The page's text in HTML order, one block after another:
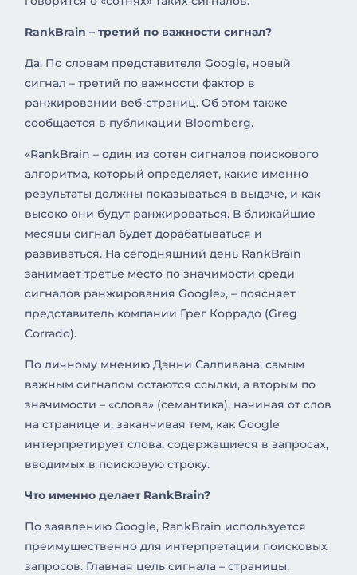
RankBrain – третий по важности сигнал?
Да. По словам представителя Google, новый
сигнал – третий по важности фактор в
ранжировании веб-страниц. Об этом также
сообщается в публикации Bloomberg.
«RankBrain – один из сотен сигналов поискового
алгоритма, который определяет, какие именно
результаты должны показываться в выдаче, и как
высоко они будут ранжироваться. В ближайшие
месяцы сигнал будет дорабатываться и
развиваться. На сегодняшний день RankBrain
занимает третье место по значимости среди
сигналов ранжирования Google», – поясняет
представитель компании Грег Коррадо (Greg
Corrado).
По личному мнению Дэнни Салливана, самым
важным сигналом остаются ссылки, а вторым по
значимости – «слова» (семантика), начиная от слов
на странице и, заканчивая тем, как Google
интерпретирует слова, содержащиеся в запросах,
вводимых в поисковую строку.
Что именно делает RankBrain?
По заявлению Google, RankBrain используется
преимущественно для интерпретации поисковых
запросов. Главная цель сигнала – страницы,